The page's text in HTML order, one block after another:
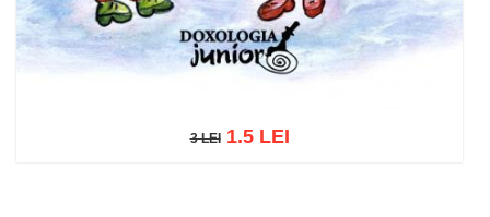
3 LEI
3 LEI1.5 LEI